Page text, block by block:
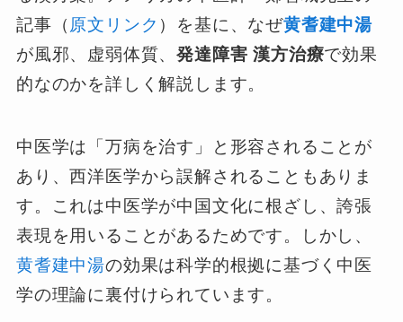
記事（ 原文リンク ）を基に、なぜ黄耆建中湯
が風邪、虚弱体質、発達障害 漢方治療で効果
的なのかを詳しく解説します。
中医学は「万病を治す」と形容されることが
あり、西洋医学から誤解されることもありま
す。これは中医学が中国文化に根ざし、誇張
表現を用いることがあるためです。しかし、
黄耆建中湯の効果は科学的根拠に基づく中医
学の理論に裏付けられています。